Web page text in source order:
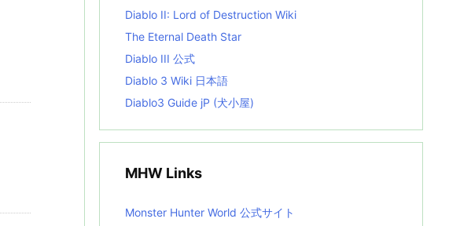
Diablo II: Lord of Destruction Wiki
The Eternal Death Star
Diablo III 公式
Diablo 3 Wiki 日本語
Diablo3 Guide jP (犬小屋)
MHW Links
Monster Hunter World 公式サイト